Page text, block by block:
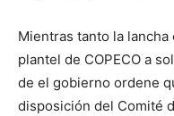
Mientras tanto la
plantel de COPECO a
de el gobierno ordene
disposición del Comité